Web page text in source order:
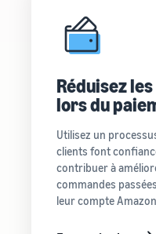
Réduisez
lors du
Utilisez un
clients font
contribuer à
commandes
leur compte